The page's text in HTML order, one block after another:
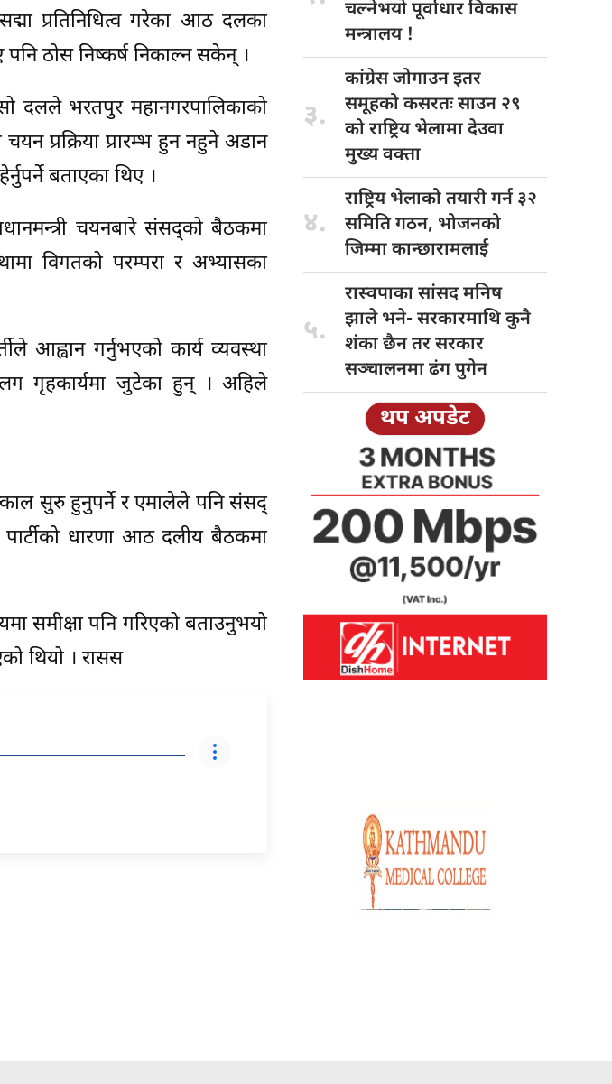
प्रतिनिधित्व गरेका आठ दलका
ठोस निष्कर्ष निकाल्न सकेन् ।
दलले भरतपुर महानगरपालिकाको
प्रक्रिया प्रारम्भ हुन नहुने अडान
बताएका थिए ।
चयनबारे संसद्को बैठकमा
विगतको परम्परा र अभ्यासका
आह्वान गर्नुभएको कार्य व्यवस्था
गृहकार्यमा जुटेका हुन् । अहिले
सुरु हुनुपर्ने र एमालेले पनि संसद्
पार्टीको धारणा आठ दलीय बैठकमा
समीक्षा पनि गरिएको बताउनुभयो
थियो । रासस
चल्नेभयो पूर्वाधार विकास
मन्त्रालय !
३.
कांग्रेस जोगाउनइतर
समूहको कसरतः साउन २९
को राष्ट्रिय भेलामा देउवा
मुख्य वक्ता
४.
राष्ट्रिय भेलाकोतयारी गर्न ३२
समिति गठन, भोजनको
जिम्मा कान्छारामलाई
५.
रास्वपाका सांसदमनिष
झाले भने- सरकारमाथि कुनै
शंका छैन तर सरकार
सञ्चालनमा ढंग पुगेन
थप अपडेट